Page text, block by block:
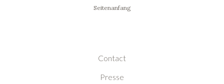
Seitenanfang
Contact
Presse